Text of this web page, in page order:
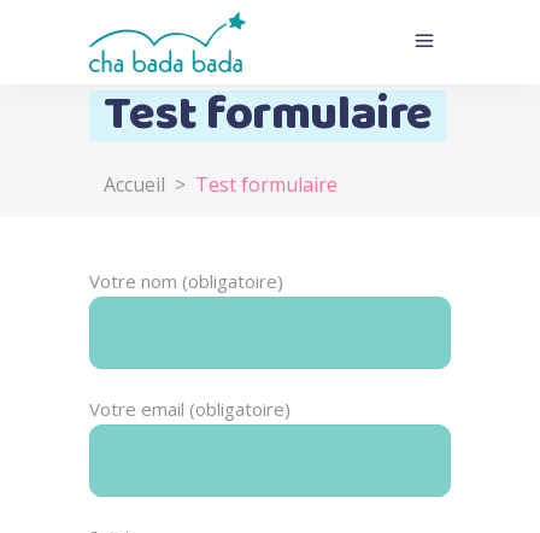
Test formulaire
Accueil > Test formulaire
Votre nom (obligatoire)
Votre email (obligatoire)